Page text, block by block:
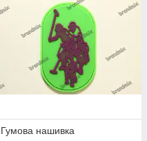
Гумова нашивка